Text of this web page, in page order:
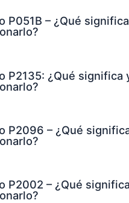
P051B – ¿Qué
P2135: ¿Qué significa
P2096 – ¿Qué
P2002 – ¿Qué